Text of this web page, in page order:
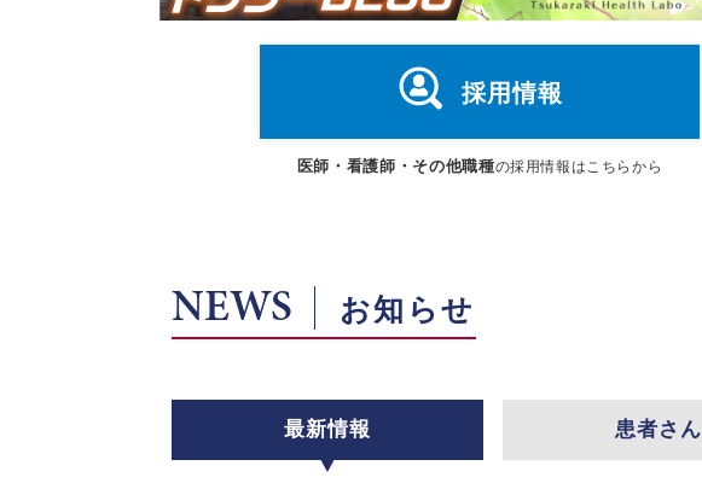
採用情報
医師・看護師・その他職種の採用情報はこちらから
NEWS お知らせ
最新情報 患者さん